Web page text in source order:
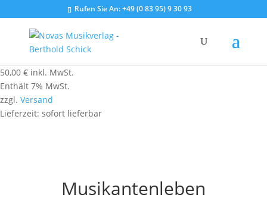
Rufen Sie An:+49 (0 83 95) 9 30 93
50,00 € inkl. MwSt.
Enthält 7% MwSt.
zzgl. Versand
Lieferzeit: sofort lieferbar
Musikantenleben